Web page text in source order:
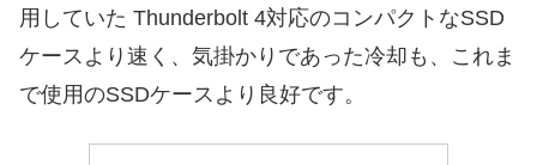
用していた Thunderbolt 4対応のコンパクトなSSD
ケースより速く、気掛かりであった冷却も、これま
で使用のSSDケースより良好です。